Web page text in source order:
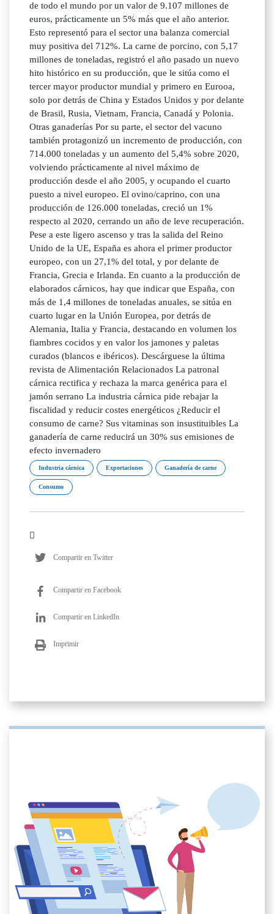
de todo el mundo por un valor de 9.107 millones de
euros, prácticamente un 5% más que el año anterior.
Esto representó para el sector una balanza comercial
muy positiva del 712%. La carne de porcino, con 5,17
millones de toneladas, registró el año pasado un nuevo
hito histórico en su producción, que le sitúa como el
tercer mayor productor mundial y primero en Eurooa,
solo por detrás de China y Estados Unidos y por delante
de Brasil, Rusia, Vietnam, Francia, Canadá y Polonia.
Otras ganaderías Por su parte, el sector del vacuno
también protagonizó un incremento de producción, con
714.000 toneladas y un aumento del 5,4% sobre 2020,
volviendo prácticamente al nivel máximo de
producción desde el año 2005, y ocupando el cuarto
puesto a nivel europeo. El ovino/caprino, con una
producción de 126.000 toneladas, creció un 1%
respecto al 2020, cerrando un año de leve recuperación.
Pese a este ligero ascenso y tras la salida del Reino
Unido de la UE, España es ahora el primer productor
europeo, con un 27,1% del total, y por delante de
Francia, Grecia e Irlanda. En cuanto a la producción de
elaborados cárnicos, hay que indicar que España, con
más de 1,4 millones de toneladas anuales, se sitúa en
cuarto lugar en la Unión Europea, por detrás de
Alemania, Italia y Francia, destacando en volumen los
fiambres cocidos y en valor los jamones y paletas
curados (blancos e ibéricos). Descárguese la última
revista de Alimentación Relacionados La patronal
cárnica rectifica y rechaza la marca genérica para el
jamón serrano La industria cárnica pide rebajar la
fiscalidad y reducir costes energéticos ¿Reducir el
consumo de carne? Sus vitaminas son insustituibles La
ganadería de carne reducirá un 30% sus emisiones de
efecto invernadero
Industria cárnica Exportaciones Ganadería de carne
Consumo
Compartir en Twitter
Compartir en Facebook
Compartir en LinkedIn
Imprimir